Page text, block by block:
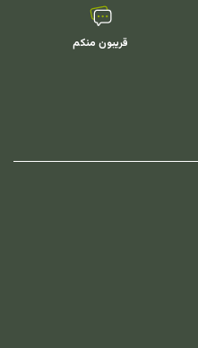
قريبون منكم